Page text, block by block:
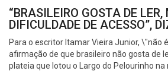
“BRASILEIRO GOSTA DE
DIFICULDADE DE ACESSO”,
Para o escritor Itamar Vieira Junior, \"não
afirmação de que brasileiro não gosta de
plateia que lotou o Largo do Pelourinho